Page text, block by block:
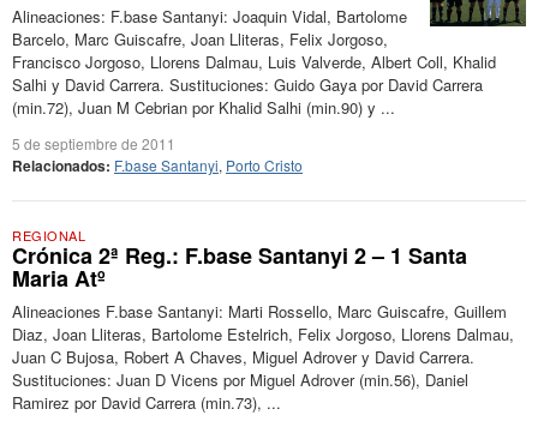
Alineaciones: F.base Santanyi: Joaquin Vidal, Bartolome
Barcelo, Marc Guiscafre, Joan Lliteras, Felix Jorgoso,
Francisco Jorgoso, Llorens Dalmau, Luis Valverde, Albert Coll, Khalid
Salhi y David Carrera. Sustituciones: Guido Gaya por David Carrera
(min.72), Juan M Cebrian por Khalid Salhi (min.90) y ...
5 de septiembre de 2011
Relacionados: F.base Santanyi, Porto Cristo
REGIONAL
Crónica 2ª Reg.: F.base Santanyi 2 – 1 Santa
Maria Atº
Alineaciones F.base Santanyi: Marti Rossello, Marc Guiscafre, Guillem
Diaz, Joan Lliteras, Bartolome Estelrich, Felix Jorgoso, Llorens Dalmau,
Juan C Bujosa, Robert A Chaves, Miguel Adrover y David Carrera.
Sustituciones: Juan D Vicens por Miguel Adrover (min.56), Daniel
Ramirez por David Carrera (min.73), ...